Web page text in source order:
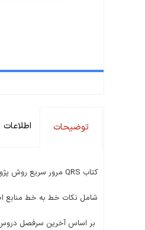
توضیحات
کتاب QRS مرور سریع روش پژوهش و آمار
شامل نکات خط به خط منابع
بر اساس آخرین سرفصل دروس